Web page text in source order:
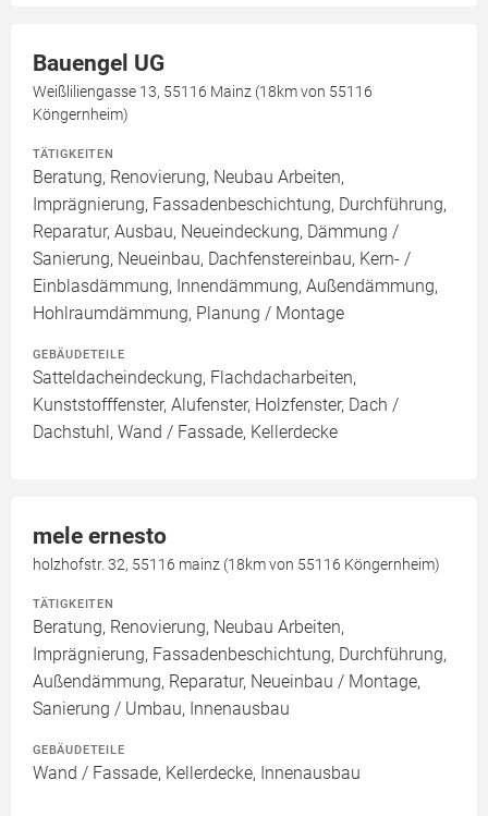
Bauengel UG
Weißliliengasse 13, 55116 Mainz (18km von 55116
Köngernheim)
TÄTIGKEITEN
Beratung, Renovierung, Neubau Arbeiten,
Imprägnierung, Fassadenbeschichtung, Durchführung,
Reparatur, Ausbau, Neueindeckung, Dämmung /
Sanierung, Neueinbau, Dachfenstereinbau, Kern- /
Einblasdämmung, Innendämmung, Außendämmung,
Hohlraumdämmung, Planung / Montage
GEBÄUDETEILE
Satteldacheindeckung, Flachdacharbeiten,
Kunststofffenster, Alufenster, Holzfenster, Dach /
Dachstuhl, Wand / Fassade, Kellerdecke
mele ernesto
holzhofstr. 32, 55116 mainz (18km von 55116 Köngernheim)
TÄTIGKEITEN
Beratung, Renovierung, Neubau Arbeiten,
Imprägnierung, Fassadenbeschichtung, Durchführung,
Außendämmung, Reparatur, Neueinbau / Montage,
Sanierung / Umbau, Innenausbau
GEBÄUDETEILE
Wand / Fassade, Kellerdecke, Innenausbau